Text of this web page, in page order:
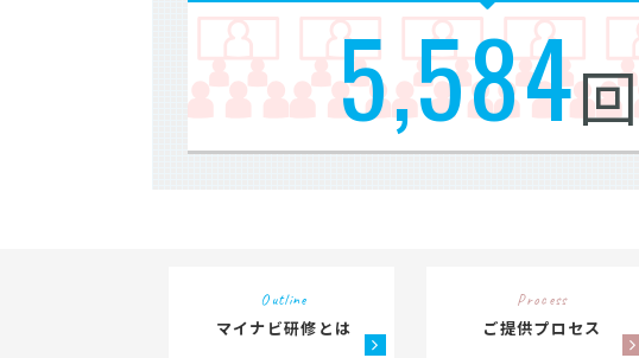
5,584回
Outline
マイナビ研修とは
Process
ご提供プロセス